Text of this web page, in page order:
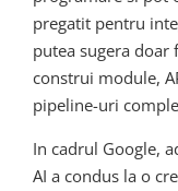
pregatit pentru
putea sugera doar
construi module,
pipeline-uri
In cadrul Google,
AI a condus la o